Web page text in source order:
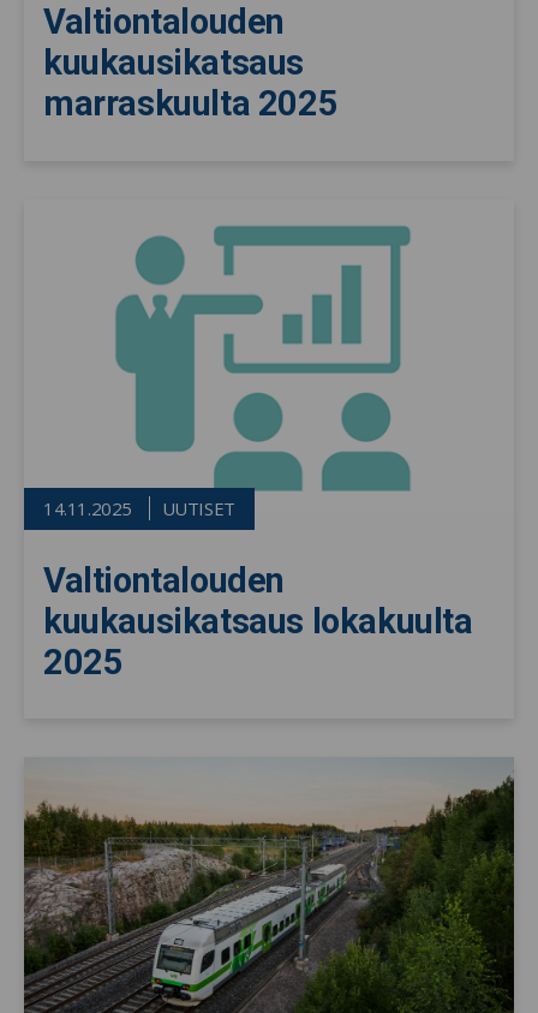
Valtiontalouden
kuukausikatsaus
marraskuulta 2025
14.11.2025 UUTISET
Valtiontalouden
kuukausikatsaus lokakuulta
2025